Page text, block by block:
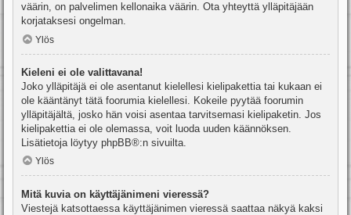
väärin, on palvelimen kellonaika väärin. Ota yhteyttä ylläpitäjään
korjataksesi ongelman.
Ylös
Kieleni ei ole valittavana!
Joko ylläpitäjä ei ole asentanut kielellesi kielipakettia tai kukaan ei
ole kääntänyt tätä foorumia kielellesi. Kokeile pyytää foorumin
ylläpitäjältä, josko hän voisi asentaa tarvitsemasi kielipaketin. Jos
kielipakettia ei ole olemassa, voit luoda uuden käännöksen.
Lisätietoja löytyy phpBB®:n sivuilta.
Ylös
Mitä kuvia on käyttäjänimeni vieressä?
Viestejä katsottaessa käyttäjänimen vieressä saattaa näkyä kaksi